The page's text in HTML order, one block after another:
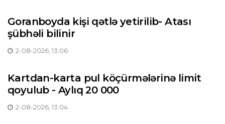
Goranboyda kişi qətlə yetirilib- Atası
şübhəli bilinir
2-08-2026, 13:06
Kartdan-karta pul köçürmələrinə limit
qoyulub - Aylıq 20 000
2-08-2026, 13:04